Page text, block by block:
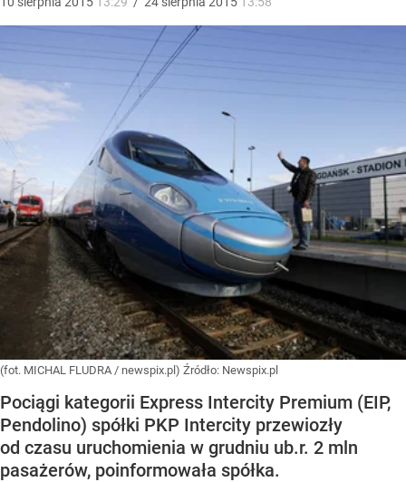
(fot. MICHAL FLUDRA / newspix.pl) Źródło: Newspix.pl
Pociągi kategorii Express Intercity Premium (EIP,
Pendolino) spółki PKP Intercity przewiozły
od czasu uruchomienia w grudniu ub.r. 2 mln
pasażerów, poinformowała spółka.